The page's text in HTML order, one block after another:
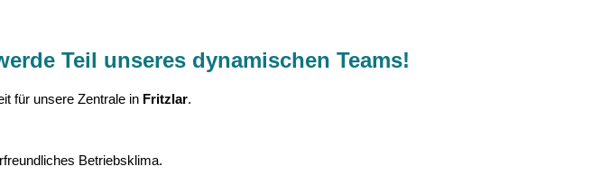
Teil unseres dynamischen Teams!
für unsere Zentrale in Fritzlar.
Betriebsklima.